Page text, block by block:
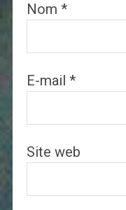
Nom *
E-mail *
Site web